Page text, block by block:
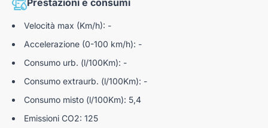
Dalle 09:00–12:30 alle 14:30–19:00
Nota bene: Autoteam9 S.r.l. declina ogni responsabilità per
eventuali involontarie incongruenze, che non rappresentano in
Prestazioni e consumi
Velocità max (Km/h): -
Accelerazione (0-100 km/h): -
Consumo urb. (l/100Km): -
Consumo extraurb. (l/100Km): -
Consumo misto (l/100Km): 5,4
Emissioni CO2: 125